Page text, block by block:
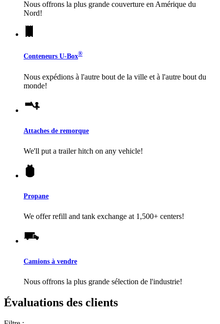
Nous offrons la plus grande couverture en Amérique du
Nord!
Conteneurs U-Box®
Nous expédions à l'autre bout de la ville et à l'autre bout du
monde!
Attaches de remorque
We'll put a trailer hitch on any vehicle!
Propane
We offer refill and tank exchange at 1,500+ centers!
Camions à vendre
Nous offrons la plus grande sélection de l'industrie!
Évaluations des clients